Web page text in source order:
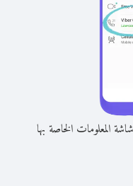
المعلومات الخاصة بها